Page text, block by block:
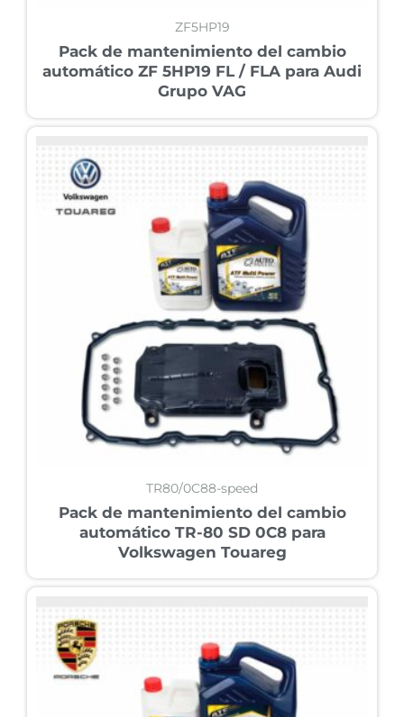
ZF5HP19
Pack de mantenimiento del cambio
automático ZF 5HP19 FL / FLA para Audi
Grupo VAG
TR80/0C88-speed
Pack de mantenimiento del cambio
automático TR-80 SD 0C8 para
Volkswagen Touareg